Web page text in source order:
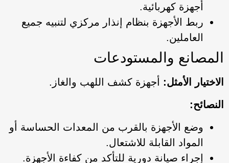
أجهزة كهربائية.
ربط الأجهزة بنظام إنذار مركزي لتنبيه جميع
العاملين.
المصانع والمستودعات
الاختيار الأمثل: أجهزة كشف اللهب والغاز.
النصائح:
وضع الأجهزة بالقرب من المعدات الحساسة أو
المواد القابلة للاشتعال.
إجراء صيانة دورية للتأكد من كفاءة الأجهزة.